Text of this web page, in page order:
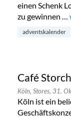
einen Schenk
zu gewinnen …
adventskalender
Café
Köln, Stores, 31.
Köln ist ein